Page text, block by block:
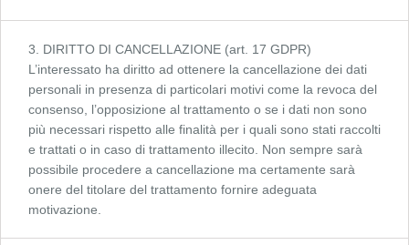
3. DIRITTO DI CANCELLAZIONE (art. 17 GDPR)
L’interessato ha diritto ad ottenere la cancellazione dei dati
personali in presenza di particolari motivi come la revoca del
consenso, l’opposizione al trattamento o se i dati non sono
più necessari rispetto alle finalità per i quali sono stati raccolti
e trattati o in caso di trattamento illecito. Non sempre sarà
possibile procedere a cancellazione ma certamente sarà
onere del titolare del trattamento fornire adeguata
motivazione.